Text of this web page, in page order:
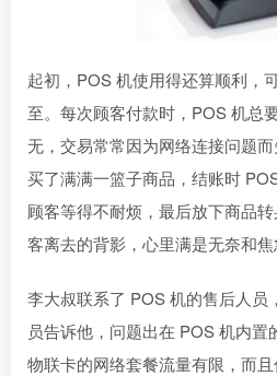
起初，POS 机使用得还算顺利，
至。每次顾客付款时，POS 机总
无，交易常常因为网络连接问题
买了满满一篮子商品，结账时
顾客等得不耐烦，最后放下商品
客离去的背影，心里满是无奈和焦
李大叔联系了 POS 机的售后人员
员告诉他，问题出在 POS 机内
物联卡的网络套餐流量有限，而